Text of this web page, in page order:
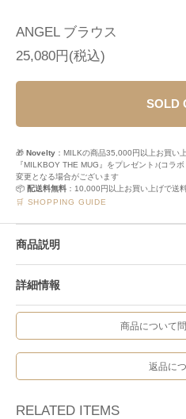
ANGEL ブラウス
25,080円(税込)
SOLD
🎁 Novelty ：MILKの商品35,000円以上お買い
『MILKBOY THE MUG』をプレゼント♪(コラ
変更となる場合がございます
📦 配送料無料 ：10,000円以上お買い上げで送
🛒 SHOPPING GUIDE
商品説明
詳細情報
商品について
返品に
RELATED ITEMS